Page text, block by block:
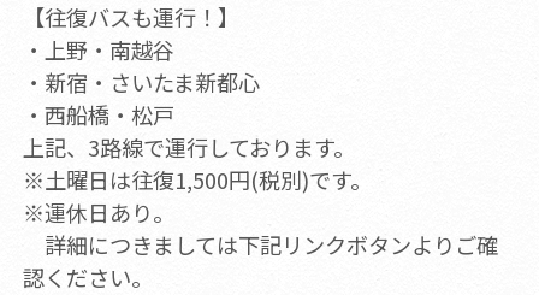
【往復バスも運行！】
・上野・南越谷
・新宿・さいたま新都心
・西船橋・松戸
上記、3路線で運行しております。
※土曜日は往復1,500円(税別)です。
※運休日あり。
詳細につきましては下記リンクボタンよりご確
認ください。